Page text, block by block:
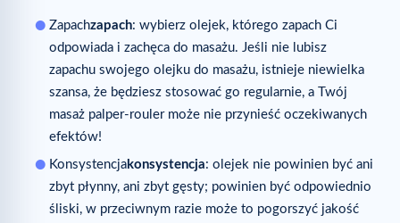
Zapachzapach: wybierz olejek, którego zapach Ci
odpowiada i zachęca do masażu. Jeśli nie lubisz
zapachu swojego olejku do masażu, istnieje niewielka
szansa, że będziesz stosować go regularnie, a Twój
masaż palper-rouler może nie przynieść oczekiwanych
efektów!
Konsystencjakonsystencja: olejek nie powinien być ani
zbyt płynny, ani zbyt gęsty; powinien być odpowiednio
śliski, w przeciwnym razie może to pogorszyć jakość